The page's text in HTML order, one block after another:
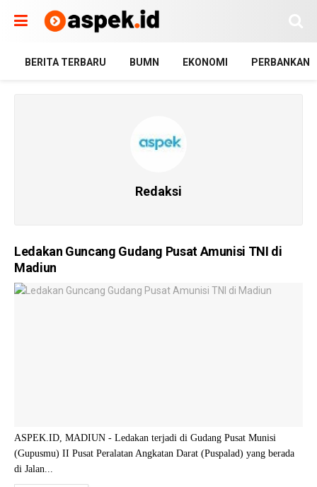
BERITA TERBARU BUMN EKONOMI PERBANKAN
Redaksi
Ledakan Guncang Gudang Pusat Amunisi TNI di
Madiun
ASPEK.ID, MADIUN - Ledakan terjadi di Gudang Pusat Munisi
(Gupusmu) II Pusat Peralatan Angkatan Darat (Puspalad) yang berada
di Jalan...